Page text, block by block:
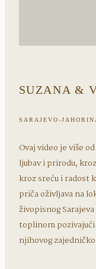
SUZANA &
SARAJEVO-
Ovaj video je više
ljubav i prirodu,
kroz sreću i radost
priča oživljava na
živopisnog
toplinom
njihovog